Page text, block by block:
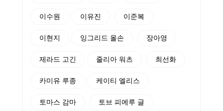
이수원 이유진 이준복
이현지 잉그리드 올손 장아영
제라드 고긴 줄리아 워츠 최선화
카미유 루종 케이티 엘리스
토마스 감마 토브 피에루 글